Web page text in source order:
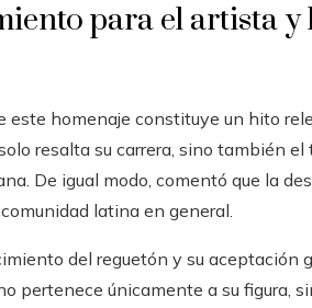
para el artista y
este homenaje constituye un hito
resalta su carrera, sino también el
De igual modo, comentó que la
latina en general.
del reguetón y su aceptación
pertenece únicamente a su figura,